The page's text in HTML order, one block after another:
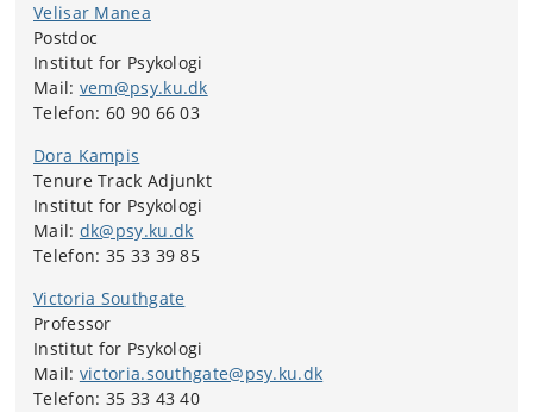
Velisar Manea
Postdoc
Institut for Psykologi
Mail: vem@psy.ku.dk
Telefon: 60 90 66 03
Dora Kampis
Tenure Track Adjunkt
Institut for Psykologi
Mail: dk@psy.ku.dk
Telefon: 35 33 39 85
Victoria Southgate
Professor
Institut for Psykologi
Mail: victoria.southgate@psy.ku.dk
Telefon: 35 33 43 40